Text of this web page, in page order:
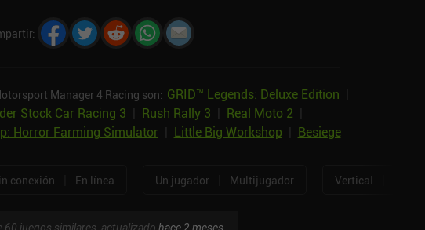
:
Manager 4 Racing son: GRID™ Legends: Deluxe Edition
Stock Car Racing 3 Rush Rally 3 Real Moto 2
Horror Farming Simulator Little Big Workshop Besiege
conexión En línea Un jugador Multijugador Vertical